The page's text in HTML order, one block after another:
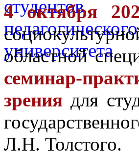
4 октября
областной
семинар-
зрения для
Л.Н. Толстого.